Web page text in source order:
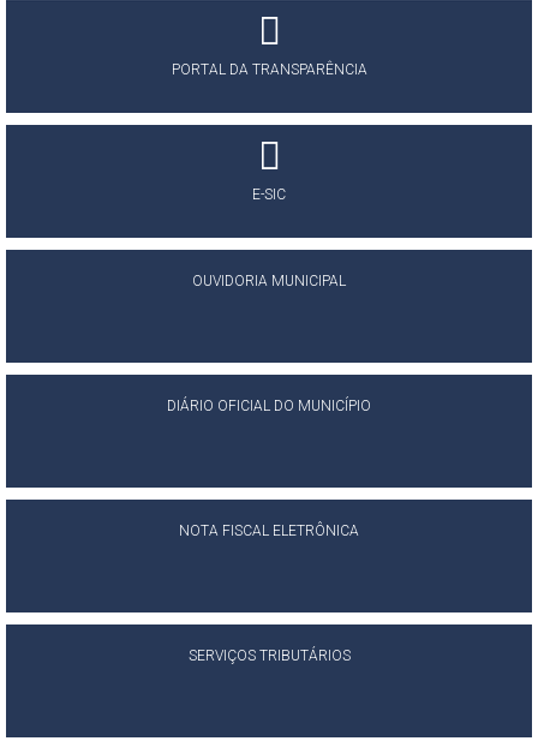
PORTAL DA TRANSPARÊNCIA
E-SIC
OUVIDORIA MUNICIPAL
DIÁRIO OFICIAL DO MUNICÍPIO
NOTA FISCAL ELETRÔNICA
SERVIÇOS TRIBUTÁRIOS